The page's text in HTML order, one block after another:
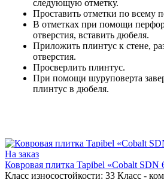
следующую отметку.
Проставить отметки по всему
В отметках при помощи
отверстия, вставить дюбеля.
Приложить плинтус к стене,
отверстия.
Просверлить плинтус.
При помощи шуруповерта
плинтус в дюбеля.
На заказ
Ковровая плитка Tapibel «Cobalt SDN
Класс износостойкости: 33 Класс -